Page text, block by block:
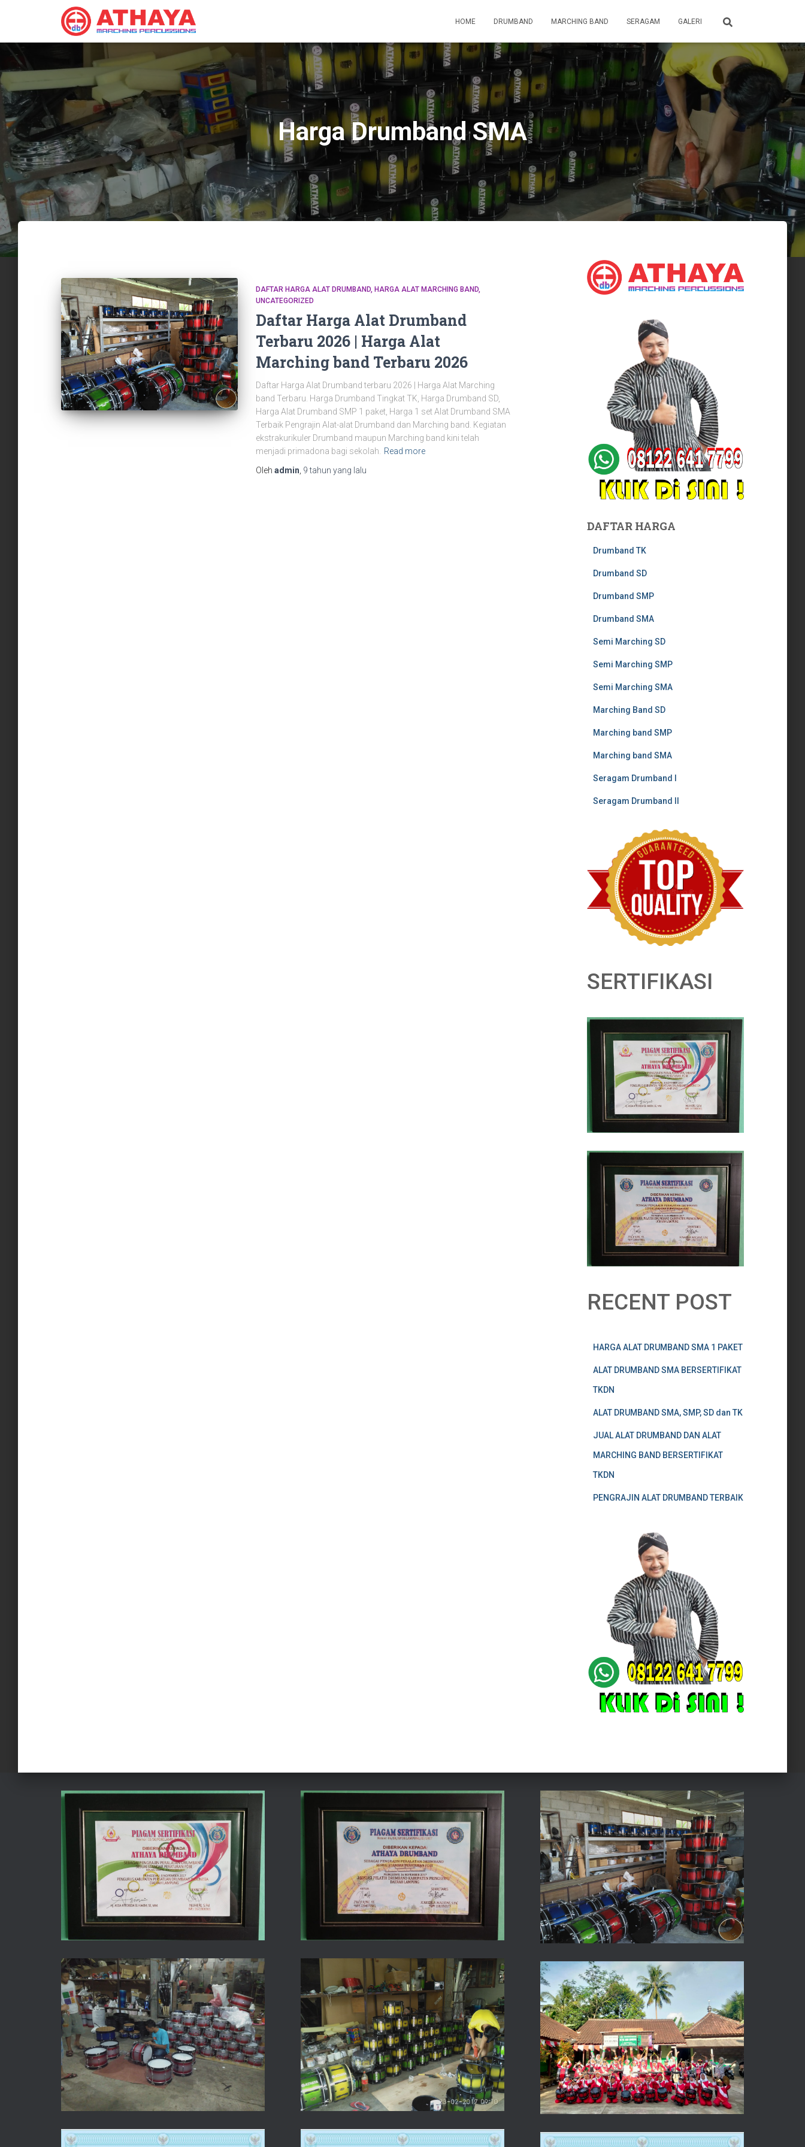
HOME DRUMBAND MARCHING BAND SERAGAM GALERI
Harga Drumband SMA
DAFTAR HARGA ALAT DRUMBAND HARGA ALAT MARCHING BAND
UNCATEGORIZED
Daftar Harga Alat Drumband
Terbaru 2026 | Harga Alat
Marching band Terbaru 2026
Daftar Harga Alat Drumband terbaru 2026 | Harga Alat Marching
band Terbaru. Harga Drumband Tingkat TK, Harga Drumband SD,
Harga Alat Drumband SMP 1 paket, Harga 1 set Alat Drumband SMA
Terbaik Pengrajin Alat-alat Drumband dan Marching band. Kegiatan
ekstrakurikuler Drumband maupun Marching band kini telah
menjadi primadona bagi sekolah.
Read more
Oleh admin 9 tahun yang lalu
DAFTAR HARGA
Drumband TK
Drumband SD
Drumband SMP
Drumband SMA
Semi Marching SD
Semi Marching SMP
Semi Marching SMA
Marching Band SD
Marching band SMP
Marching band SMA
Seragam Drumband I
Seragam Drumband II
SERTIFIKASI
RECENT POST
HARGA ALAT DRUMBAND SMA 1 PAKET
ALAT DRUMBAND SMA BERSERTIFIKAT
TKDN
ALAT DRUMBAND SMA, SMP, SD dan TK
JUAL ALAT DRUMBAND DAN ALAT
MARCHING BAND BERSERTIFIKAT
TKDN
PENGRAJIN ALAT DRUMBAND TERBAIK